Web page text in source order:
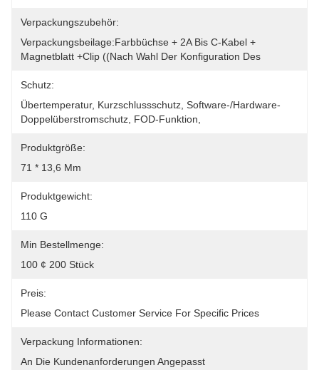
Verpackungszubehör:
Verpackungsbeilage:Farbbüchse + 2A Bis C-Kabel +
Magnetblatt +Clip ((nach Wahl Der Konfiguration Des
Schutz:
Übertemperatur, Kurzschlussschutz, Software-/Hardware-
Doppelüberstromschutz, FOD-Funktion,
Produktgröße:
71 * 13,6 Mm
Produktgewicht:
110 G
Min Bestellmenge:
100 ¢ 200 Stück
Preis:
Please Contact Customer Service For Specific Prices
Verpackung Informationen:
An Die Kundenanforderungen Angepasst